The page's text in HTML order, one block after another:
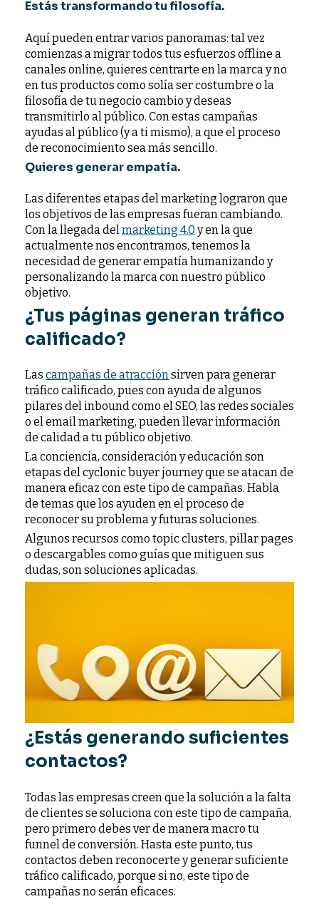
Estás transformando tu filosofía.
Aquí pueden entrar varios panoramas: tal vez
comienzas a migrar todos tus esfuerzos offline a
canales online, quieres centrarte en la marca y no
en tus productos como solía ser costumbre o la
filosofía de tu negocio cambio y deseas
transmitirlo al público. Con estas campañas
ayudas al público (y a ti mismo), a que el proceso
de reconocimiento sea más sencillo.
Quieres generar empatía.
Las diferentes etapas del marketing lograron que
los objetivos de las empresas fueran cambiando.
Con la llegada delmarketing 4.0 y en la que
actualmente nos encontramos, tenemos la
necesidad de generar empatía humanizando y
personalizando la marca con nuestro público
objetivo.
¿Tus páginas generan tráfico
calificado?
Las campañas de atracciónsirven para generar
tráfico calificado, pues con ayuda de algunos
pilares del inbound como el SEO, las redes sociales
o el email marketing, pueden llevar información
de calidad a tu público objetivo.
La conciencia, consideración y educación son
etapas del cyclonic buyer journey que se atacan de
manera eficaz con este tipo de campañas. Habla
de temas que los ayuden en el proceso de
reconocer su problema y futuras soluciones.
Algunos recursos como topic clusters, pillar pages
o descargables como guías que mitiguen sus
dudas, son soluciones aplicadas.
¿Estás generando suficientes
contactos?
Todas las empresas creen que la solución a la falta
de clientes se soluciona con este tipo de campaña,
pero primero debes ver de manera macro tu
funnel de conversión. Hasta este punto, tus
contactos deben reconocerte y generar suficiente
tráfico calificado, porque si no, este tipo de
campañas no serán eficaces.